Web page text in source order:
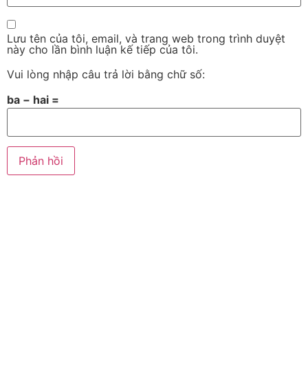
Lưu tên của tôi, email, và trang web trong trình duyệt
này cho lần bình luận kế tiếp của tôi.
Vui lòng nhập câu trả lời bằng chữ số:
ba − hai =